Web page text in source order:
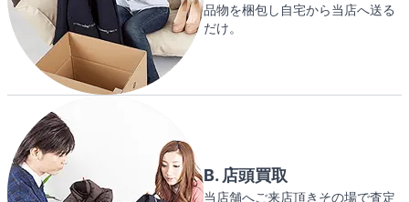
品物を梱包し自宅から当店へ送る
だけ。
B. 店頭買取
当店舗へご来店頂きその場で査定